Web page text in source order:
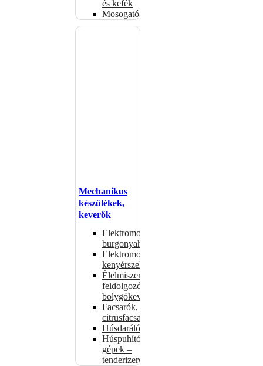
és kefék
Mosogatógépkosarak
Mechanikus
készülékek,
keverők
Elektromos
burgonyahámozók
Elektromos
kenyérszeletelők
Élelmiszer-
feldolgozók –
bolygókeverők
Facsarók,
citrusfacsarók
Húsdarálók
Húspuhító
gépek –
tenderizerek